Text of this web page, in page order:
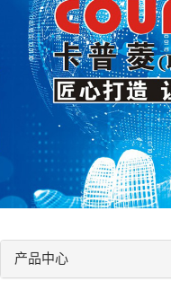
会员注册
产品中心